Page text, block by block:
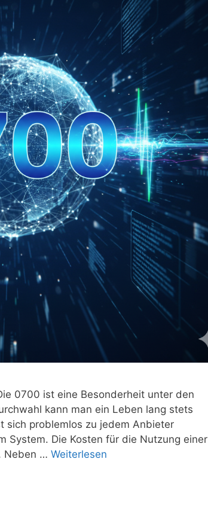
0700 ist eine Besonderheit unter den
kann man ein Leben lang stets
sich problemlos zu jedem Anbieter
System. Die Kosten für die Nutzung einer
Neben … Weiterlesen